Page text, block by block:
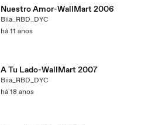
Nuestro Amor-WallMart 2006
Biia_RBD_DYC
há 11 anos
A Tu Lado-WallMart 2007
Biia_RBD_DYC
há 18 anos